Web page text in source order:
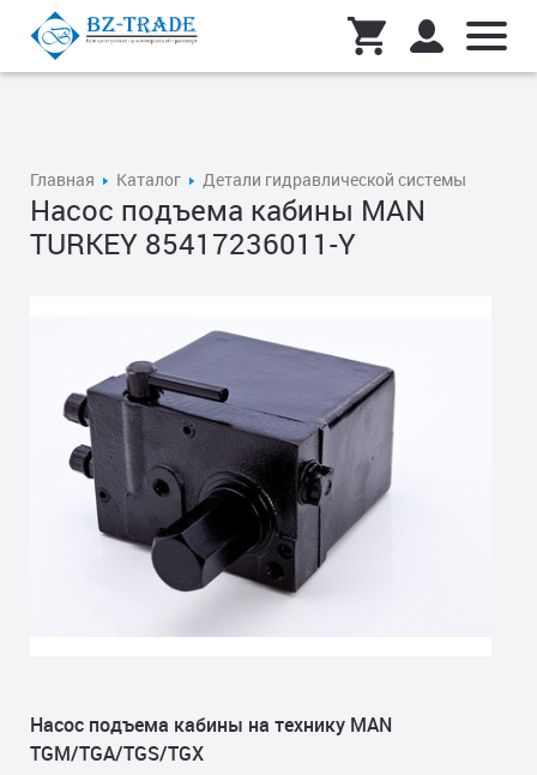
Главная Каталог Детали гидравлической системы
Насос подъема кабины MAN
TURKEY 85417236011-Y
Насос подъема кабины на технику MAN
TGM/TGA/TGS/TGX